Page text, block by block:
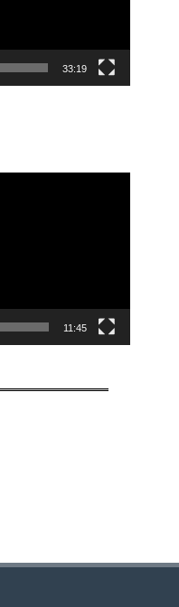
33:19
11:45